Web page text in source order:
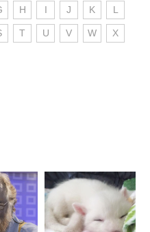
H I J K L
T U V W X